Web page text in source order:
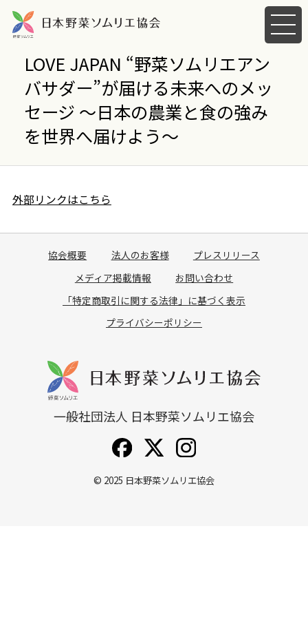
メ
ニ
ー
を
く
LOVE JAPAN “野菜ソムリエアン
バサダー”が届ける未来へのメッ
セージ ～日本の農業と食の強み
を世界へ届けよう～
外部リンクはこちら
協会概要 法人のお客様
プレスリリース
メディア掲載情報
お問い合わせ
「特定商取引に関する法律」に基づく表示
プライバシーポリシー
一般社団法人 日本野菜ソムリエ協会
© 2025 日本野菜ソムリエ協会